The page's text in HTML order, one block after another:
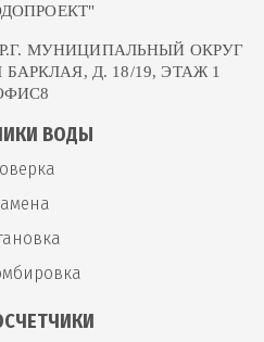
МУНИЦИПАЛЬНЫЙ ОКРУГ
Д. 18/19, ЭТАЖ 1
ВОДЫ